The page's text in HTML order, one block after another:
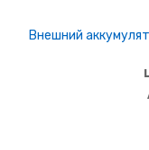
Внешний